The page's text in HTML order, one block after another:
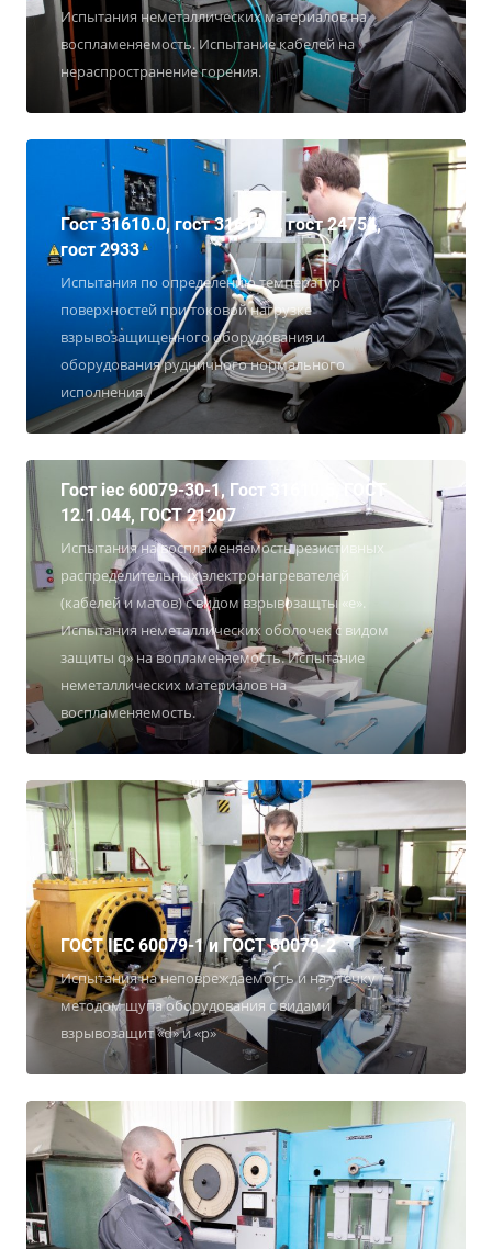
Испытания неметаллических материалов на
воспламеняемость. Испытание кабелей на
нераспространение горения.
Гост 31610.0, гост 31610.7, гост 24754,
гост 2933
Испытания по определению температур
поверхностей при токовой нагрузке
взрывозащищенного оборудования и
оборудования рудничного нормального
исполнения.
Гост iec 60079-30-1, Гост 31610.5, ГОСТ
12.1.044, ГОСТ 21207
Испытания на воспламеняемость резистивных
распределительных электронагревателей
(кабелей и матов) с видом взрывозащты «е».
Испытания неметаллических оболочек с видом
защиты q» на вопламеняемость. Испытание
неметаллических материалов на
воспламеняемость.
ГОСТ IEC 60079-1 и ГОСТ 60079-2
Испытания на неповреждаемость и на утечку
методом щупа оборудования с видами
взрывозащит «d» и «p»